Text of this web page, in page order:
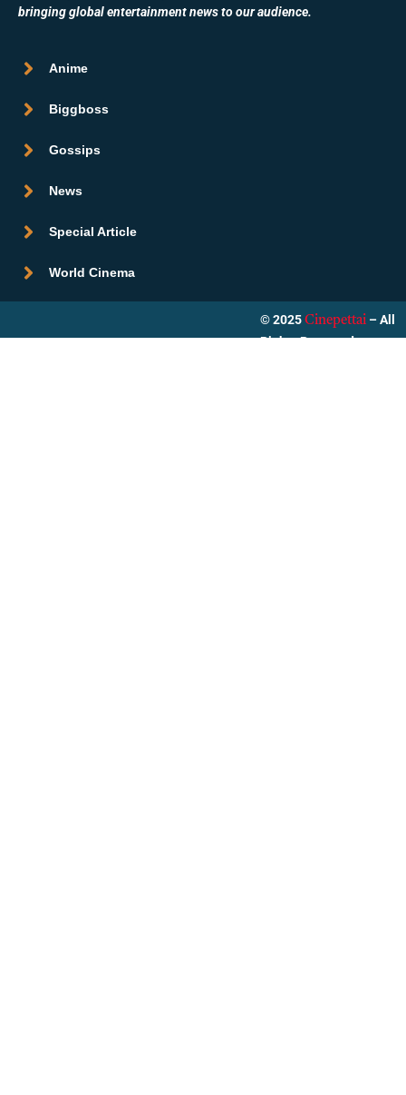
bringing global entertainment news to our audience.
Anime
Biggboss
Gossips
News
Special Article
World Cinema
© 2025 Cinepettai – All
Rights Reserved